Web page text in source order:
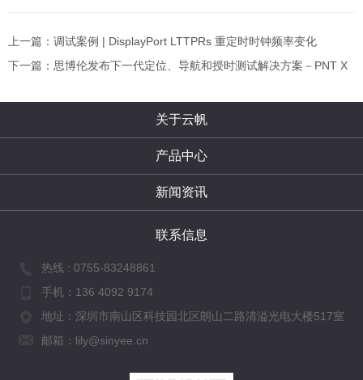
上一篇：调试案例 | DisplayPort LTTPRs 重定时时钟频率变化
下一篇：思博伦发布下一代定位、导航和授时测试解决方案－PNT X
关于云帆
产品中心
新闻资讯
联系信息
热线 : 0755-83248861
手机： 136 4092 9174
地址：深圳市南山区科技园北区朗山二路清溢光电大楼517室
邮箱：lily@sinyee.cn